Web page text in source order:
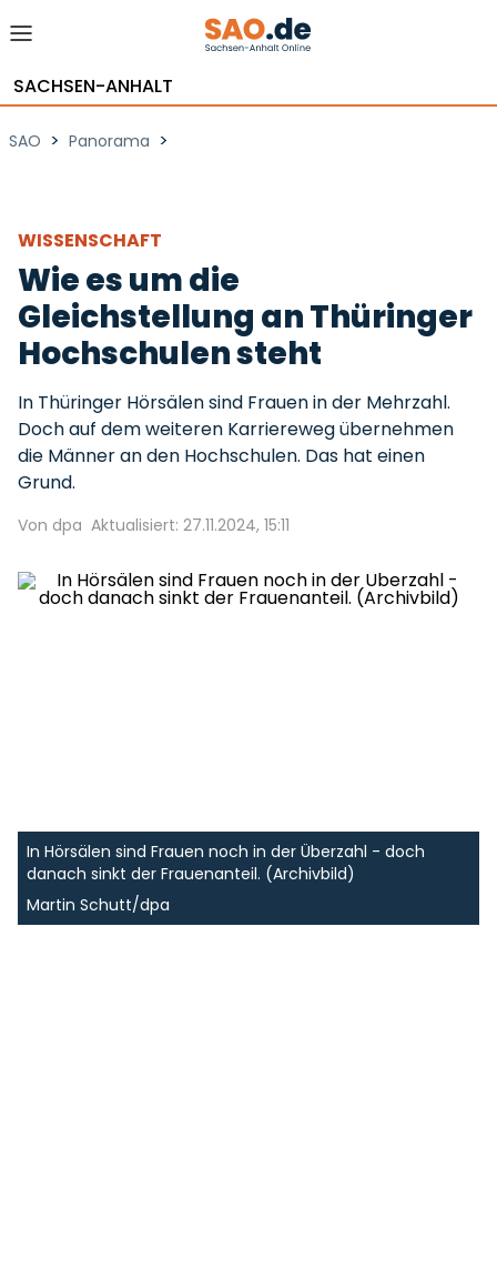
SACHSEN-ANHALT
SAO > Panorama >
WISSENSCHAFT
Wie es um die
Gleichstellung an Thüringer
Hochschulen steht
In Thüringer Hörsälen sind Frauen in der Mehrzahl.
Doch auf dem weiteren Karriereweg übernehmen
die Männer an den Hochschulen. Das hat einen
Grund.
Von dpa Aktualisiert: 27.11.2024, 15:11
In Hörsälen sind Frauen noch in der Überzahl - doch
danach sinkt der Frauenanteil. (Archivbild)
Martin Schutt/dpa